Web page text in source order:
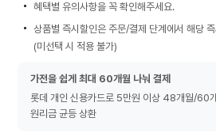
혜택별 유의사항을 꼭 확인해주세요.
상품별 즉시할인은 주문/결제 단계에서 해당
(미선택 시 적용 불가)
가전을 쉽게 최대 60개월 나눠 결제
롯데 개인 신용카드로 5만원 이상 48개월/60
원리금 균등 상환